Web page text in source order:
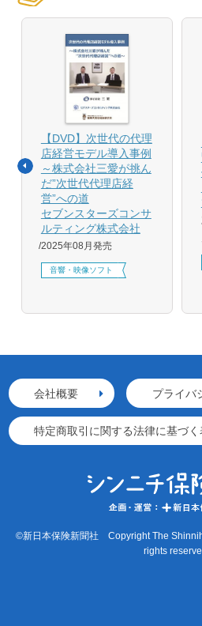
【DVD】次世代の代理
店経営モデル導入事例
～株式会社三愛が挑ん
だ”次世代代理店経
営”への道
セブンスターズコンサ
ルティング株式会社
2025年08月発売
音響・映像ソフト
会社概要 プライバ
特定商取引に関する法律に基づく
©新日本保険新聞社 Copyright The
rights